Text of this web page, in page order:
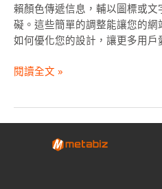
賴顏色傳遞信息，輔以圖標或
礙。這些簡單的調整能讓您的
如何優化您的設計，讓更多用戶
閱讀全文 »